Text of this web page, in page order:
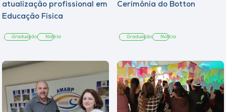
atualização profissional em
Educação Física
Graduação Notícia
Cerimônia do Botton
Graduação Notícia